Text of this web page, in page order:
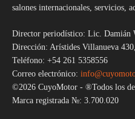
salones internacionales, servicios,
Director periodístico: Lic. Damián
Dirección: Arístides Villanueva
Teléfono: +54 261 5358556
Correo electrónico:
©2026 CuyoMotor - ®Todos los
Marca registrada №: 3.700.020